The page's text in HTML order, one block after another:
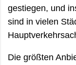
gestiegen, und
sind in vielen
Die größten